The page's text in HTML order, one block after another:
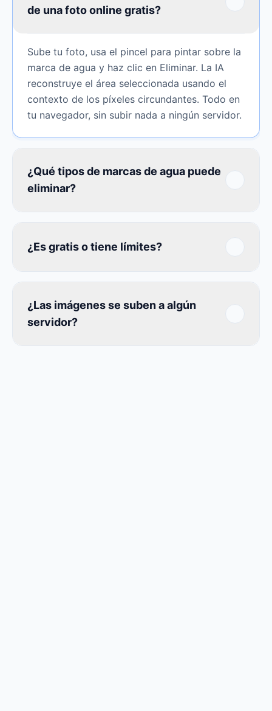
de una foto online gratis?
Sube tu foto, usa el pincel para pintar sobre la
marca de agua y haz clic en Eliminar. La IA
reconstruye el área seleccionada usando el
contexto de los píxeles circundantes. Todo en
tu navegador, sin subir nada a ningún servidor.
¿Qué tipos de marcas de agua puede
eliminar?
¿Es gratis o tiene límites?
¿Las imágenes se suben a algún
servidor?